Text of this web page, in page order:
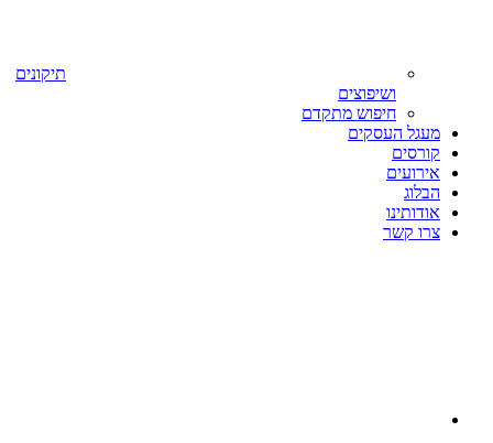
תיקונים
ושיפוצים
חיפוש מתקדם
מעגל העסקים
קורסים
אירועים
הבלוג
אודותינו
צרו קשר